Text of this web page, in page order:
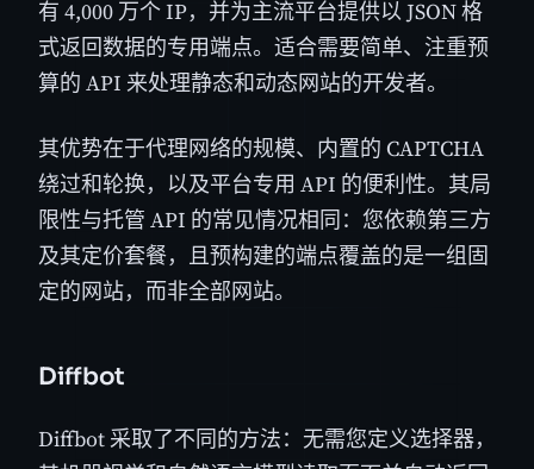
有 4,000 万个 IP，并为主流平台提供以 JSON 格
式返回数据的专用端点。适合需要简单、注重预
算的 API 来处理静态和动态网站的开发者。
其优势在于代理网络的规模、内置的 CAPTCHA
绕过和轮换，以及平台专用 API 的便利性。其局
限性与托管 API 的常见情况相同：您依赖第三方
及其定价套餐，且预构建的端点覆盖的是一组固
定的网站，而非全部网站。
Diffbot
Diffbot 采取了不同的方法：无需您定义选择器，